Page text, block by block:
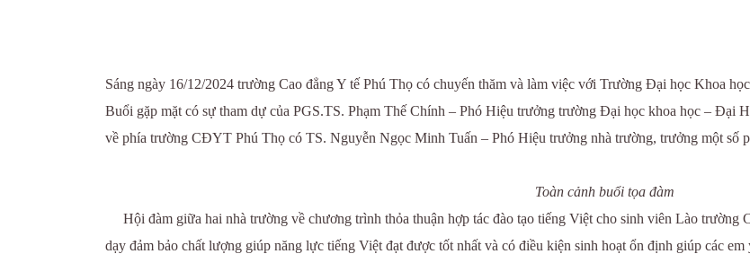
Sáng ngày 16/12/2024 trường Cao đẳng Y tế Phú Thọ có chuyến thăm và làm việc với Trường Đại học Khoa
Buổi gặp mặt có sự tham dự của PGS.TS. Phạm Thế Chính – Phó Hiệu trưởng trường Đại học khoa học – Đại
về phía trường CĐYT Phú Thọ có TS. Nguyễn Ngọc Minh Tuấn – Phó Hiệu trưởng nhà trường, trưởng một số
Toàn cảnh buổi tọa đàm
Hội đàm giữa hai nhà trường về chương trình thỏa thuận hợp tác đào tạo tiếng Việt cho sinh viên Lào
dạy đảm bảo chất lượng giúp năng lực tiếng Việt đạt được tốt nhất và có điều kiện sinh hoạt ổn định giúp các em